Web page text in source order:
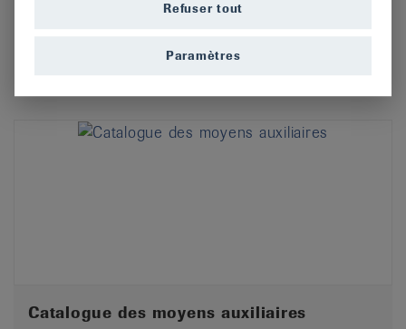
Catalogue des moyens auxiliaires
Refuser tout
Paramètres